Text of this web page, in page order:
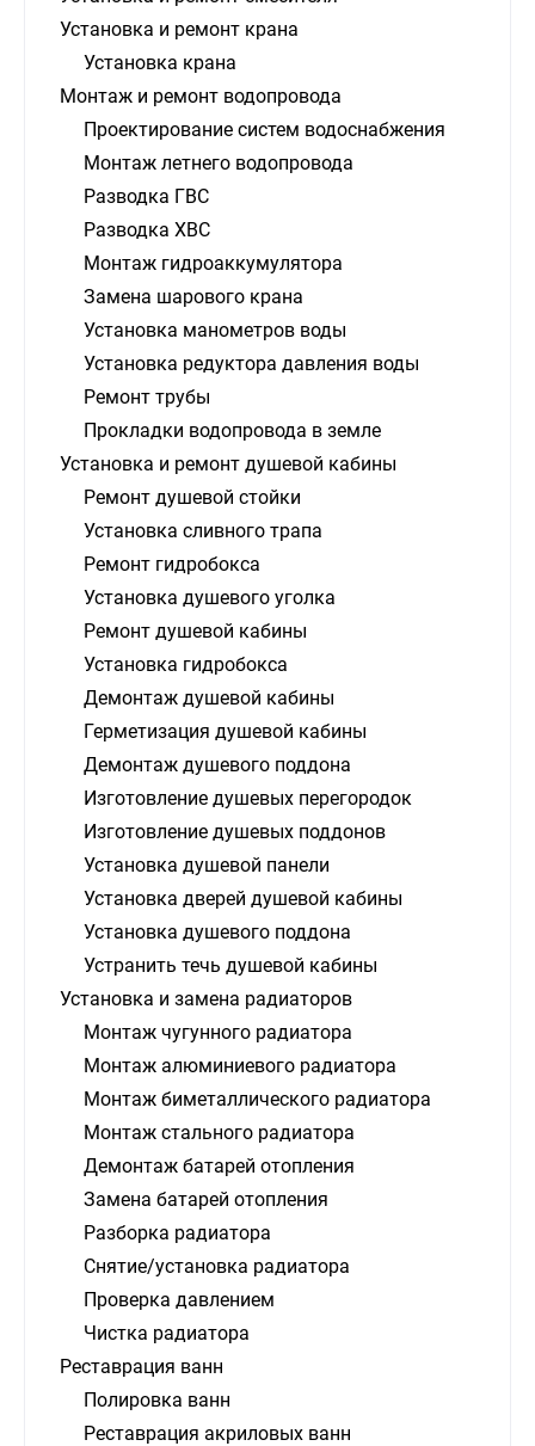
Установка и ремонт крана
Установка крана
Монтаж и ремонт водопровода
Проектирование систем водоснабжения
Монтаж летнего водопровода
Разводка ГВС
Разводка ХВС
Монтаж гидроаккумулятора
Замена шарового крана
Установка манометров воды
Установка редуктора давления воды
Ремонт трубы
Прокладки водопровода в земле
Установка и ремонт душевой кабины
Ремонт душевой стойки
Установка сливного трапа
Ремонт гидробокса
Установка душевого уголка
Ремонт душевой кабины
Установка гидробокса
Демонтаж душевой кабины
Герметизация душевой кабины
Демонтаж душевого поддона
Изготовление душевых перегородок
Изготовление душевых поддонов
Установка душевой панели
Установка дверей душевой кабины
Установка душевого поддона
Устранить течь душевой кабины
Установка и замена радиаторов
Монтаж чугунного радиатора
Монтаж алюминиевого радиатора
Монтаж биметаллического радиатора
Монтаж стального радиатора
Демонтаж батарей отопления
Замена батарей отопления
Разборка радиатора
Снятие/установка радиатора
Проверка давлением
Чистка радиатора
Реставрация ванн
Полировка ванн
Реставрация акриловых ванн